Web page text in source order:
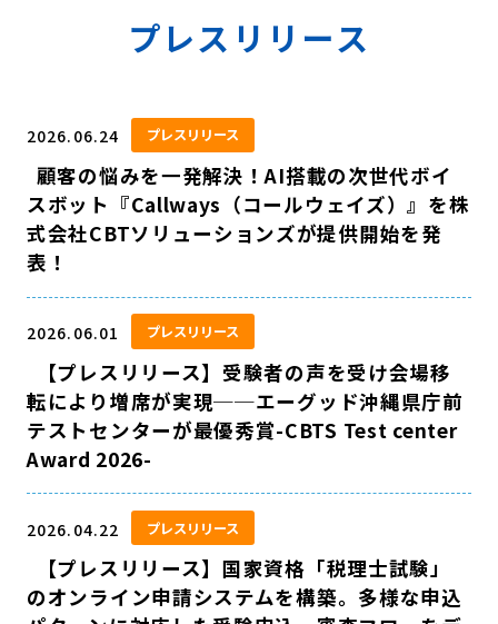
プレスリリース
2026.06.24 プレスリリース
顧客の悩みを一発解決！AI搭載の次世代ボイ
スボット『Callways（コールウェイズ）』を株
式会社CBTソリューションズが提供開始を発
表！
2026.06.01 プレスリリース
【プレスリリース】受験者の声を受け会場移
転により増席が実現──エーグッド沖縄県庁前
テストセンターが最優秀賞-CBTS Test center
Award 2026-
2026.04.22 プレスリリース
【プレスリリース】国家資格「税理士試験」
のオンライン申請システムを構築。多様な申込